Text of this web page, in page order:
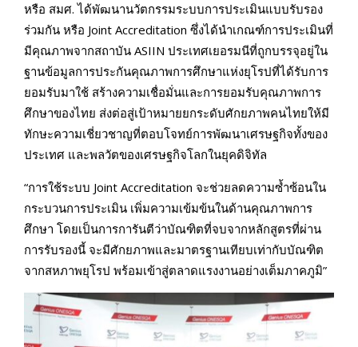
หรือ สมศ. ได้พัฒนานวัตกรรมระบบการประเมินแบบรับรอง
ร่วมกัน หรือ Joint Accreditation ซึ่งได้นำเกณฑ์การประเมินที่
มีคุณภาพจากสถาบัน ASIIN ประเทศเยอรมนีที่ถูกบรรจุอยู่ใน
ฐานข้อมูลการประกันคุณภาพการศึกษาแห่งยุโรปที่ได้รับการ
ยอมรับมาใช้ สร้างความเชื่อมั่นและการยอมรับคุณภาพการ
ศึกษาของไทย ส่งต่อสู่เป้าหมายยกระดับศักยภาพคนไทยให้มี
ทักษะความเชี่ยวชาญที่ตอบโจทย์การพัฒนาเศรษฐกิจทั้งของ
ประเทศ และพลวัตของเศรษฐกิจโลกในยุคดิจิทัล
“การใช้ระบบ Joint Accreditation จะช่วยลดความซ้ำซ้อนใน
กระบวนการประเมิน เพิ่มความเข้มข้นในด้านคุณภาพการ
ศึกษา โดยเป็นการการันตีว่าบัณฑิตที่จบจากหลักสูตรที่ผ่าน
การรับรองนี้ จะมีศักยภาพและมาตรฐานเทียบเท่ากับบัณฑิต
จากสหภาพยุโรป พร้อมเข้าสู่ตลาดแรงงานอย่างเต็มภาคภูมิ”